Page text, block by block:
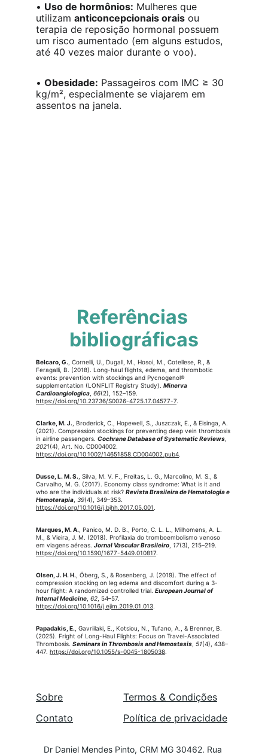
• Uso de hormônios: Mulheres que
utilizam anticoncepcionais orais ou
terapia de reposição hormonal possuem
um risco aumentado (em alguns estudos,
até 40 vezes maior durante o voo).
• Obesidade: Passageiros com IMC ≥ 30
kg/m², especialmente se viajarem em
assentos na janela.
Referências
bibliográficas
Belcaro, G. , Cornelli, U., Dugall, M., Hosoi, M., Cotellese, R., &
Feragalli, B. (2018). Long-haul flights, edema, and thrombotic
events: prevention with stockings and Pycnogenol®
supplementation (LONFLIT Registry Study). Minerva
Cardioangiologica 66(2), 152–159.
https://doi.org/10.23736/S0026-4725.17.04577-7.
Clarke, M. J. , Broderick, C., Hopewell, S., Juszczak, E., & Eisinga, A.
(2021). Compression stockings for preventing deep vein thrombosis
in airline passengers. Cochrane Database of Systematic Reviews
2021(4), Art. No. CD004002.
https://doi.org/10.1002/14651858.CD004002.pub4.
Dusse, L. M. S. , Silva, M. V. F., Freitas, L. G., Marcolino, M. S., &
Carvalho, M. G. (2017). Economy class syndrome: What is it and
who are the individuals at risk? Revista Brasileira de Hematologia e
Hemoterapia 39(4), 349–353.
https://doi.org/10.1016/j.bjhh.2017.05.001.
Marques, M. A. , Panico, M. D. B., Porto, C. L. L., Milhomens, A. L.
M., & Vieira, J. M. (2018). Profilaxia do tromboembolismo venoso
em viagens aéreas. Jornal Vascular Brasileiro 17(3), 215–219.
https://doi.org/10.1590/1677-5449.010817.
Olsen, J. H. H. , Öberg, S., & Rosenberg, J. (2019). The effect of
compression stocking on leg edema and discomfort during a 3-
hour flight: A randomized controlled trial. European Journal of
Internal Medicine 62 , 54–57.
https://doi.org/10.1016/j.ejim.2019.01.013.
Papadakis, E. , Gavriilaki, E., Kotsiou, N., Tufano, A., & Brenner, B.
(2025). Fright of Long-Haul Flights: Focus on Travel-Associated
Thrombosis. Seminars in Thrombosis and Hemostasis 51(4), 438–
447. https://doi.org/10.1055/s-0045-1805038.
Sobre
Contato
Termos & Condições
Política de privacidade
Dr Daniel Mendes Pinto, CRM MG 30462. Rua